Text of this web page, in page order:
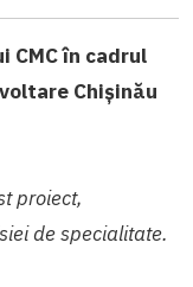
CMC în cadrul
Chișinău
proiect,
de specialitate.